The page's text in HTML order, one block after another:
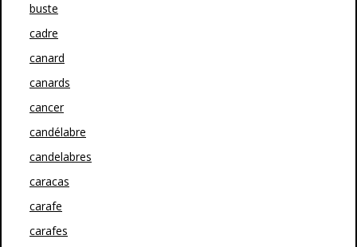
buste
cadre
canard
canards
cancer
candélabre
candelabres
caracas
carafe
carafes